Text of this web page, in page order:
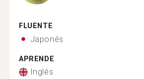
FLUENTE
Japonês
APRENDE
Inglês